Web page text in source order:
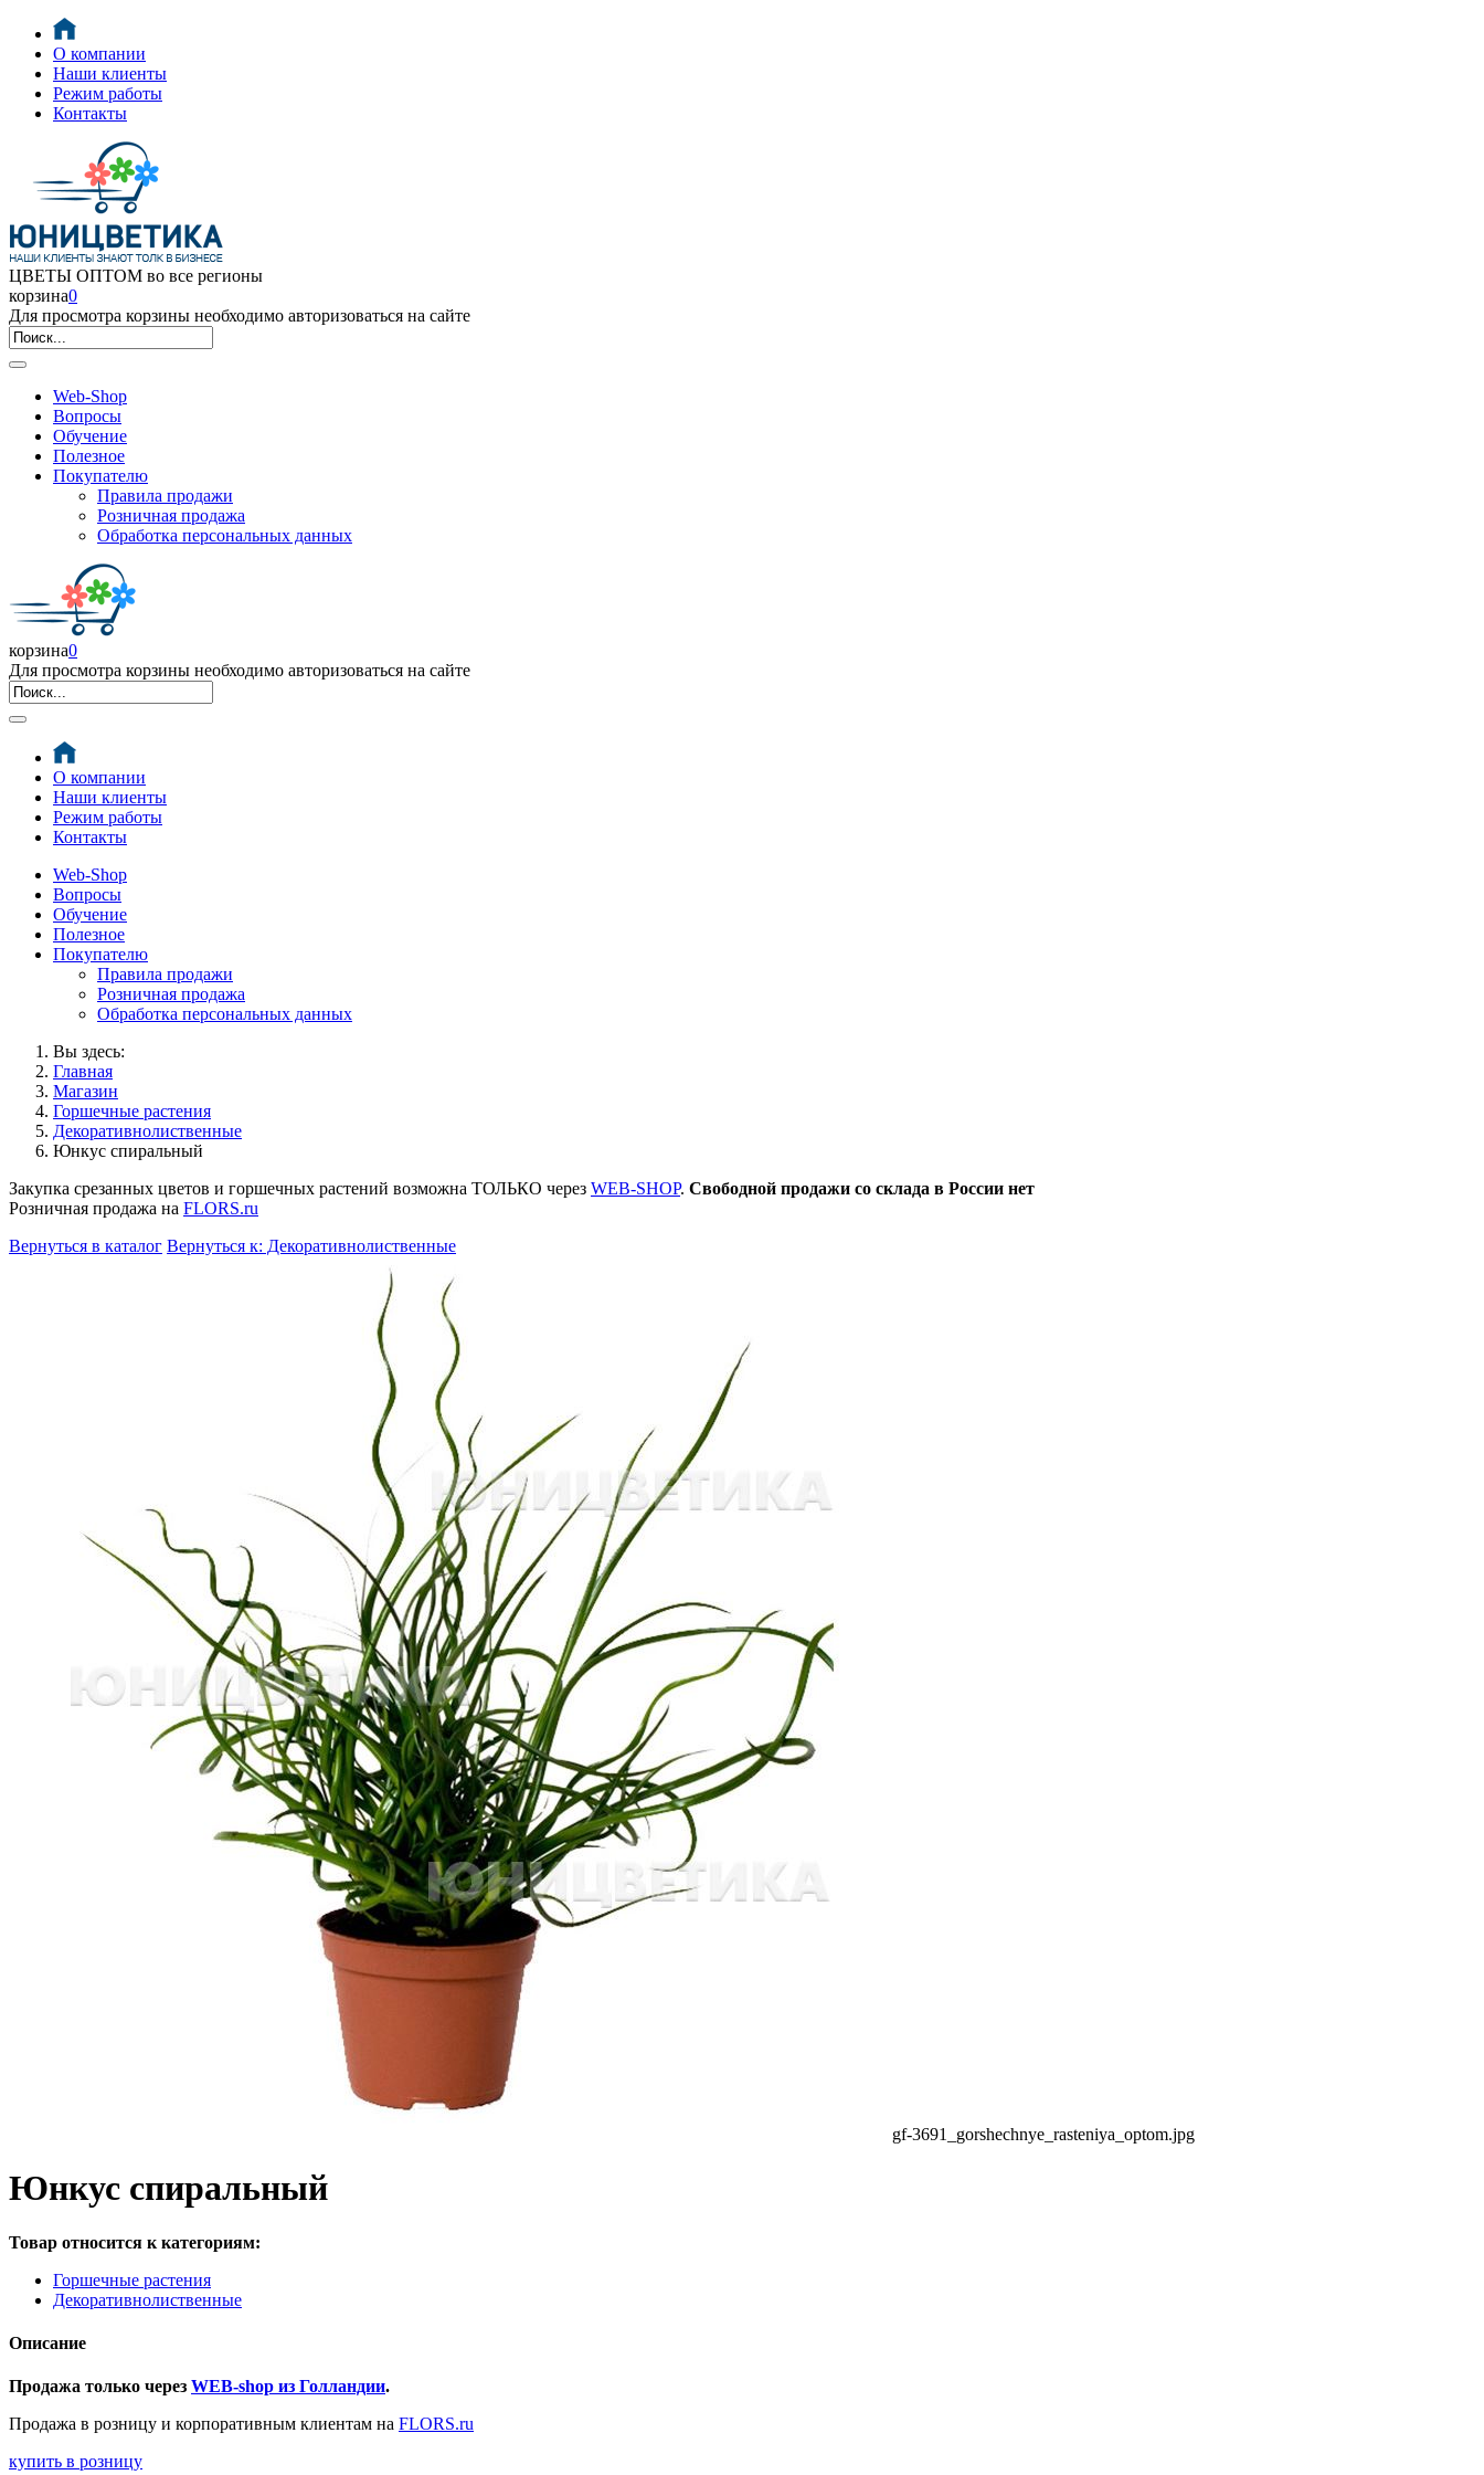
О компании
Наши клиенты
Режим работы
Контакты
ЦВЕТЫ ОПТОМ во все регионы
корзина0
Для просмотра корзины необходимо авторизоваться на сайте
Web-Shop
Вопросы
Обучение
Полезное
Покупателю
Правила продажи
Розничная продажа
Обработка персональных данных
корзина0
Для просмотра корзины необходимо авторизоваться на сайте
О компании
Наши клиенты
Режим работы
Контакты
Web-Shop
Вопросы
Обучение
Полезное
Покупателю
Правила продажи
Розничная продажа
Обработка персональных данных
Вы здесь:
Главная
Магазин
Горшечные растения
Декоративнолиственные
Юнкус спиральный
Закупка срезанных цветов и горшечных растений возможна ТОЛЬКО через WEB-SHOP. Свободной продажи со склада в России нет
Розничная продажа на FLORS.ru
Вернуться в каталог Вернуться к: Декоративнолиственные
gf-3691_gorshechnye_rasteniya_optom.jpg
Юнкус спиральный
Товар относится к категориям:
Горшечные растения
Декоративнолиственные
Описание
Продажа только через WEB-shop из Голландии.
Продажа в розницу и корпоративным клиентам на FLORS.ru
купить в розницу